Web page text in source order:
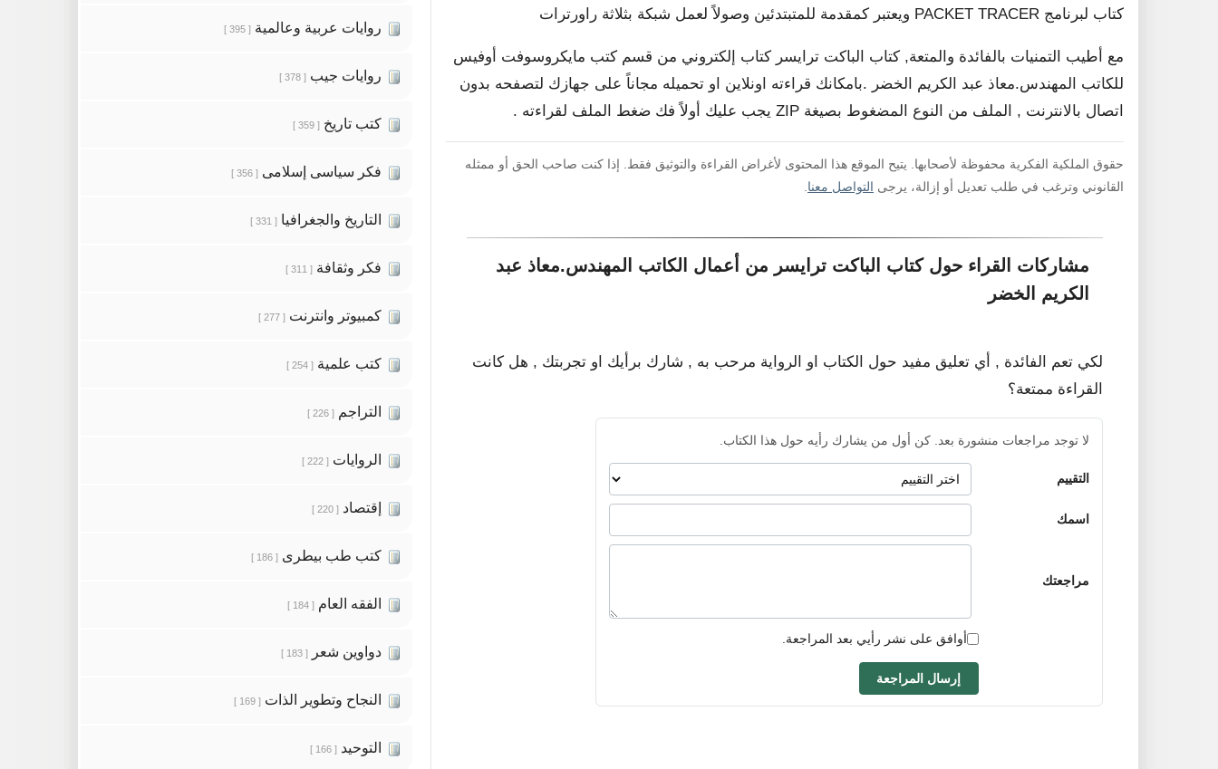
كتاب لبرنامج PACKET TRACER ويعتبر كمقدمة للمتبتدئين وصولاً لعمل شبكة بثلاثة راورترات
مع أطيب التمنيات بالفائدة والمتعة, كتاب الباكت ترايسر كتاب إلكتروني من قسم كتب مايكروسوفت أوفيس
للكاتب المهندس.معاذ عبد الكريم الخضر .بامكانك قراءته اونلاين او تحميله مجاناً على جهازك لتصفحه بدون
اتصال بالانترنت , الملف من النوع المضغوط بصيغة ZIP يجب عليك أولاً فك ضغط الملف لقراءته .
حقوق الملكية الفكرية محفوظة لأصحابها. يتيح الموقع هذا المحتوى لأغراض القراءة والتوثيق فقط. إذا كنت صاحب الحق أو ممثله
القانوني وترغب في طلب تعديل أو إزالة، يرجى التواصل معنا
مشاركات القراء حول كتاب الباكت ترايسر من أعمال الكاتب المهندس.معاذ عبد
الكريم الخضر
لكي تعم الفائدة , أي تعليق مفيد حول الكتاب او الرواية مرحب به , شارك برأيك او تجربتك , هل كانت
القراءة ممتعة؟
لا توجد مراجعات منشورة بعد. كن أول من يشارك رأيه حول هذا الكتاب.
التقييم
اسمك
مراجعتك
أوافق على نشر رأيي بعد المراجعة.
إرسال المراجعة
روايات عربية وعالمية [ 395 ]
روايات جيب [ 378 ]
كتب تاريخ [ 359 ]
فكر سياسى إسلامى [ 356 ]
التاريخ والجغرافيا [ 331 ]
فكر وثقافة [ 311 ]
كمبيوتر وانترنت [ 277 ]
كتب علمية [ 254 ]
التراجم [ 226 ]
الروايات [ 222 ]
إقتصاد [ 220 ]
كتب طب بيطرى [ 186 ]
الفقه العام [ 184 ]
دواوين شعر [ 183 ]
النجاح وتطوير الذات [ 169 ]
التوحيد [ 166 ]